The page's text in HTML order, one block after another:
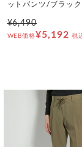
ットパンツ/ブラック
¥6,490
WEB価格¥5,192 税